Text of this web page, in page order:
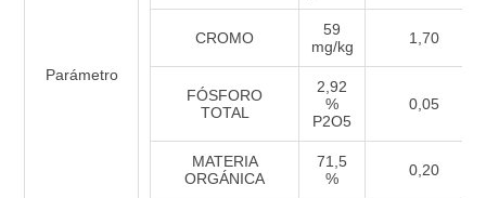
Parámetro
CROMO
59
mg/kg
1,70
FÓSFORO
TOTAL
2,92
%
P2O5
0,05
MATERIA
ORGÁNICA
71,5
%
0,20